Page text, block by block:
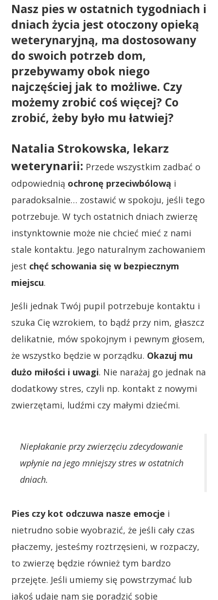
Nasz pies w ostatnich tygodniach i
dniach życia jest otoczony opieką
weterynaryjną, ma dostosowany
do swoich potrzeb dom,
przebywamy obok niego
najczęściej jak to możliwe. Czy
możemy zrobić coś więcej? Co
zrobić, żeby było mu łatwiej?
Natalia Strokowska, lekarz
weterynarii: Przede wszystkim zadbać o
odpowiednią ochronę przeciwbólową i
paradoksalnie… zostawić w spokoju, jeśli tego
potrzebuje. W tych ostatnich dniach zwierzę
instynktownie może nie chcieć mieć z nami
stale kontaktu. Jego naturalnym zachowaniem
jest chęć schowania się w bezpiecznym
miejscu.
Jeśli jednak Twój pupil potrzebuje kontaktu i
szuka Cię wzrokiem, to bądź przy nim, głaszcz
delikatnie, mów spokojnym i pewnym głosem,
że wszystko będzie w porządku. Okazuj mu
dużo miłości i uwagi. Nie narażaj go jednak na
dodatkowy stres, czyli np. kontakt z nowymi
zwierzętami, ludźmi czy małymi dziećmi.
Niepłakanie przy zwierzęciu zdecydowanie
wpłynie na jego mniejszy stres w ostatnich
dniach.
Pies czy kot odczuwa nasze emocje i
nietrudno sobie wyobrazić, że jeśli cały czas
płaczemy, jesteśmy roztrzęsieni, w rozpaczy,
to zwierzę będzie również tym bardzo
przejęte. Jeśli umiemy się powstrzymać lub
jakoś udaje nam się poradzić sobie